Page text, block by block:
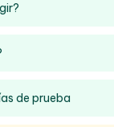
de prueba